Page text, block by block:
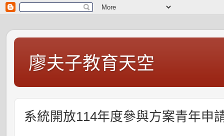
廖夫子教育天空
系統開放114年度參與方案青年申